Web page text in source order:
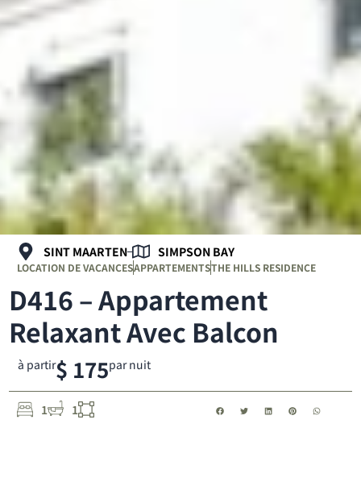
1 1
à partir$ 175par nuit
D416 – Appartement
Relaxant Avec Balcon
SINT MAARTEN SIMPSON BAY
LOCATION DE VACANCESAPPARTEMENTSTHE HILLS RESIDENCE